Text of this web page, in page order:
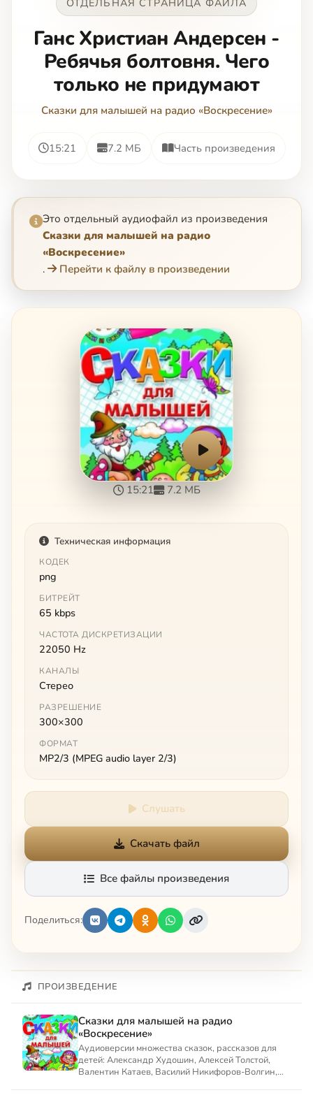
Ганс Христиан Андерсен -
Ребячья болтовня. Чего
только не придумают
Сказки для малышей на радио «Воскресение»
15:21 7.2 МБ Часть произведения
Это отдельный аудиофайл из произведения
Сказки для малышей на радио
«Воскресение»
.
Перейти к файлу в произведении
15:21 7.2 МБ
Техническая информация
КОДЕК
png
БИТРЕЙТ
65 kbps
ЧАСТОТА ДИСКРЕТИЗАЦИИ
22050 Hz
КАНАЛЫ
Стерео
РАЗРЕШЕНИЕ
300×300
ФОРМАТ
MP2/3 (MPEG audio layer 2/3)
Слушать
Скачать файл
Все файлы произведения
Поделиться:
ПРОИЗВЕДЕНИЕ
Сказки для малышей на радио
«Воскресение»
Аудиоверсии множества сказок, рассказов для
детей: Александр Худошин, Алексей Толстой,
Валентин Катаев, Василий Никифоров-Волгин,